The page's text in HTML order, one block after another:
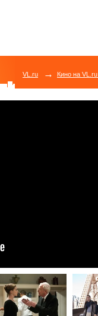
VL.ru → Кино на VL.ru